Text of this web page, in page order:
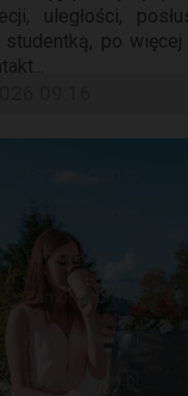
uległości,
po więcej